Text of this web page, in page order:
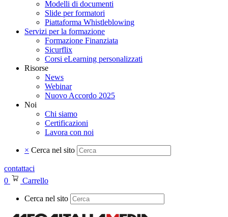
Modelli di documenti
Slide per formatori
Piattaforma Whistleblowing
Servizi per la formazione
Formazione Finanziata
Sicurflix
Corsi eLearning personalizzati
Risorse
News
Webinar
Nuovo Accordo 2025
Noi
Chi siamo
Certificazioni
Lavora con noi
× Cerca nel sito
contattaci
0
Carrello
Cerca nel sito